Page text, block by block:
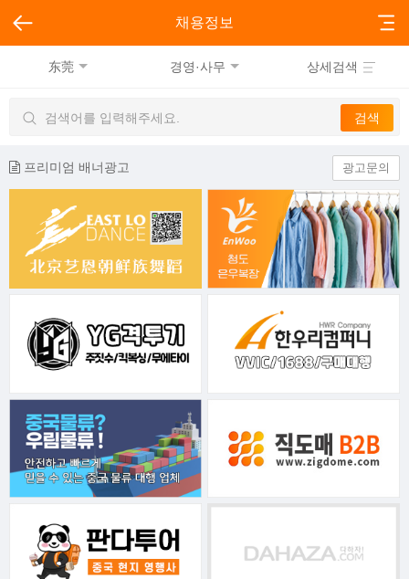
채용정보
东莞 경영·사무 상세검색
프리미엄 배너광고 광고문의